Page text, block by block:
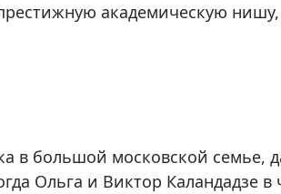
академическую
в большой московской семье,
Ольга и Виктор Каландадзе